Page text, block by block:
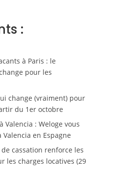
:
à Paris : le
pour les
change (vraiment) pour
du 1er octobre
: Weloge vous
en Espagne
cassation renforce les
les charges locatives (29